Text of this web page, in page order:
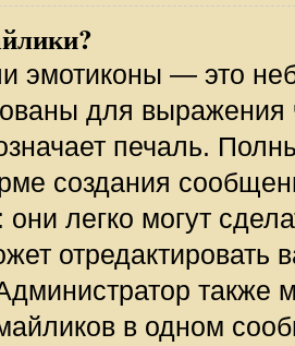
эмотиконы — это
для выражения
печаль.
создания
они легко могут
также
в одном